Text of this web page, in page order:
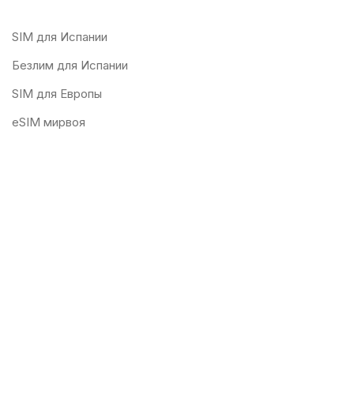
SIM для Испании
Безлим для Испании
SIM для Европы
eSIM мирвоя